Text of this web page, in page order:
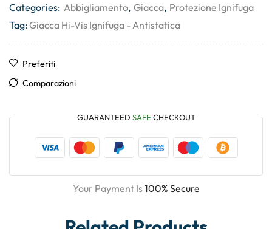
Categories: Abbigliamento, Giacca, Protezione Ignifuga
Tag:Giacca Hi-Vis Ignifuga - Antistatica
Preferiti
Comparazioni
GUARANTEED SAFE CHECKOUT
Your Payment Is100% Secure